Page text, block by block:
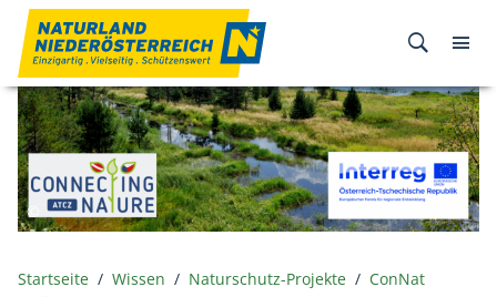
Zum Inhalt
Startseite Wissen Naturschutz-Projekte
ConNat